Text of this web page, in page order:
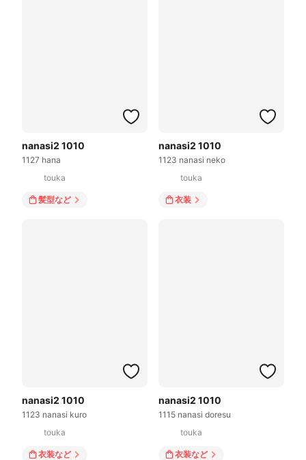
nanasi2 1010
1127 hana
touka
髪型など
nanasi2 1010
1123 nanasi neko
touka
衣装
nanasi2 1010
1123 nanasi kuro
touka
衣装など
nanasi2 1010
1115 nanasi doresu
touka
衣装など